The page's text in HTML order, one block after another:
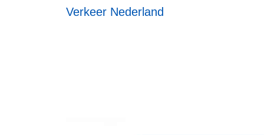
Verkeer Nederland